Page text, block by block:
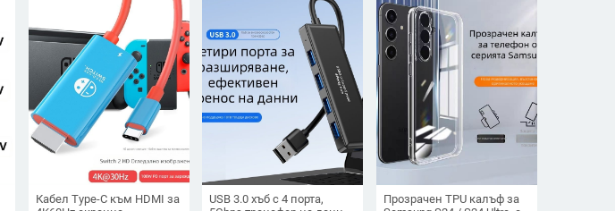
Кабел Type-C към HDMI за
USB 3.0 хъб с 4 порта,
Прозрачен TPU калъф за